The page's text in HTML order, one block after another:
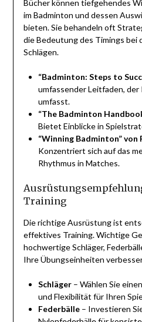
Bücher können tiefgehendes
im Badminton und dessen
bieten. Sie behandeln oft
die Bedeutung des Timings bei
Schlägen.
“Badminton: Steps to
umfassender Leitfaden, der
umfasst.
“The Badminton
Bietet Einblicke in
“Winning Badminton” von
Konzentriert sich auf das
Rhythmus in Matches.
Training
Die richtige Ausrüstung ist
effektives Training. Wichtige
hochwertige Schläger,
Ihre Übungseinheiten
Schläger– Wählen Sie
und Flexibilität für Ihren
Federbälle– Investieren